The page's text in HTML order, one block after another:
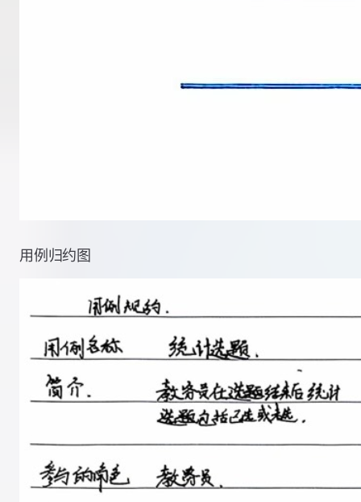
用例归约图